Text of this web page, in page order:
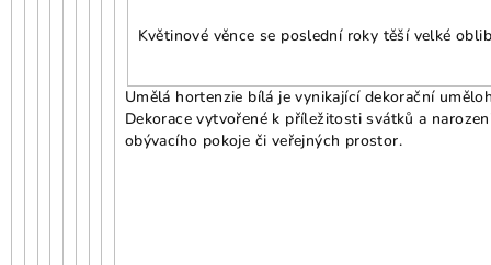
Květinové věnce se poslední roky těší velké
Umělá hortenzie bílá je vynikající dekorační
Dekorace vytvořené k příležitosti svátků a
obývacího pokoje či veřejných prostor.